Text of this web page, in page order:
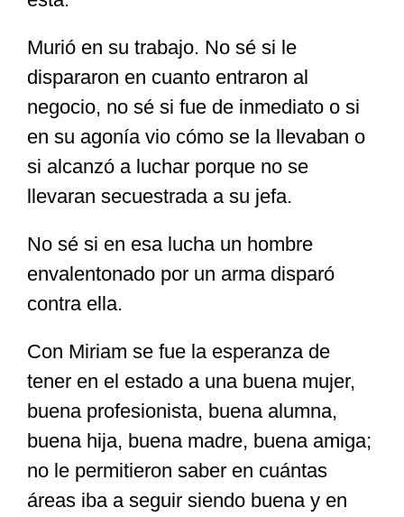
Murió en su trabajo. No sé si le
dispararon en cuanto entraron al
negocio, no sé si fue de inmediato o si
en su agonía vio cómo se la llevaban o
si alcanzó a luchar porque no se
llevaran secuestrada a su jefa.
No sé si en esa lucha un hombre
envalentonado por un arma disparó
contra ella.
Con Miriam se fue la esperanza de
tener en el estado a una buena mujer,
buena profesionista, buena alumna,
buena hija, buena madre, buena amiga;
no le permitieron saber en cuántas
áreas iba a seguir siendo buena y en